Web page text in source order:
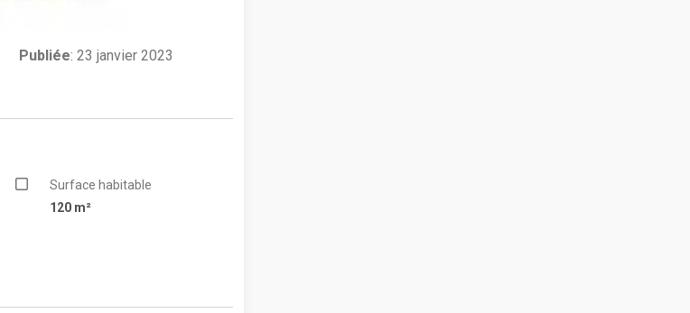
Publiée: 23 janvier 2023
Surface habitable
120 m²